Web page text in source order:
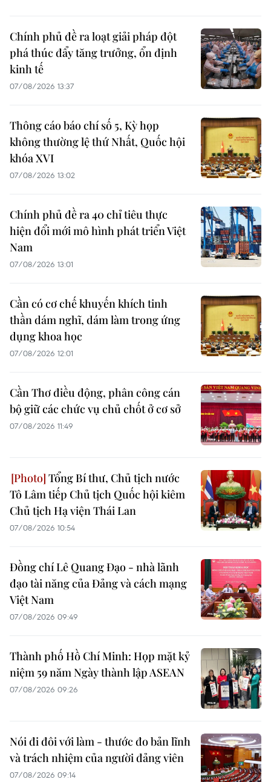
Chính phủ đề ra loạt giải pháp đột
phá thúc đẩy tăng trưởng, ổn định
kinh tế
07/08/2026 13:37
Thông cáo báo chí số 5, Kỳ họp
không thường lệ thứ Nhất, Quốc hội
khóa XVI
07/08/2026 13:02
Chính phủ đề ra 40 chỉ tiêu thực
hiện đổi mới mô hình phát triển Việt
Nam
07/08/2026 13:01
Cần có cơ chế khuyến khích tinh
thần dám nghĩ, dám làm trong ứng
dụng khoa học
07/08/2026 12:01
Cần Thơ điều động, phân công cán
bộ giữ các chức vụ chủ chốt ở cơ sở
07/08/2026 11:49
Tổng Bí thư, Chủ tịch nước
Tô Lâm tiếp Chủ tịch Quốc hội kiêm
Chủ tịch Hạ viện Thái Lan
07/08/2026 10:54
Đồng chí Lê Quang Đạo - nhà lãnh
đạo tài năng của Đảng và cách mạng
Việt Nam
07/08/2026 09:49
Thành phố Hồ Chí Minh: Họp mặt kỷ
niệm 59 năm Ngày thành lập ASEAN
07/08/2026 09:26
Nói đi đôi với làm - thước đo bản lĩnh
và trách nhiệm của người đảng viên
07/08/2026 09:14